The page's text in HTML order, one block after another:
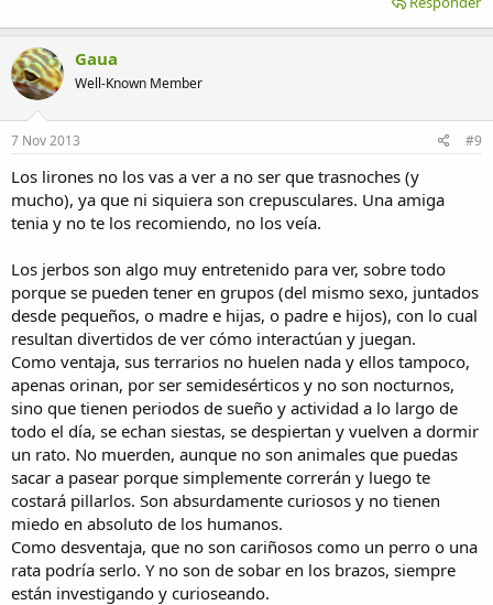
Gaua
Well-Known Member
7 Nov 2013 #9
Los lirones no los vas a ver a no ser que trasnoches (y
mucho), ya que ni siquiera son crepusculares. Una amiga
tenia y no te los recomiendo, no los veía.
Los jerbos son algo muy entretenido para ver, sobre todo
porque se pueden tener en grupos (del mismo sexo, juntados
desde pequeños, o madre e hijas, o padre e hijos), con lo cual
resultan divertidos de ver cómo interactúan y juegan.
Como ventaja, sus terrarios no huelen nada y ellos tampoco,
apenas orinan, por ser semidesérticos y no son nocturnos,
sino que tienen periodos de sueño y actividad a lo largo de
todo el día, se echan siestas, se despiertan y vuelven a dormir
un rato. No muerden, aunque no son animales que puedas
sacar a pasear porque simplemente correrán y luego te
costará pillarlos. Son absurdamente curiosos y no tienen
miedo en absoluto de los humanos.
Como desventaja, que no son cariñosos como un perro o una
rata podría serlo. Y no son de sobar en los brazos, siempre
están investigando y curioseando.